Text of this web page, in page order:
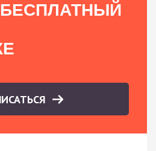
БЕСПЛАТНЫЙ